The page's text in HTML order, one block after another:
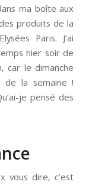
ma boîte aux
produits de la
Paris. J’ai
hier soir de
car le dimanche
de la semaine !
je pensé des
vous dire, c’est